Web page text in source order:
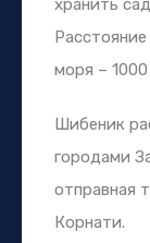
хранить
моря –
Шибеник
городами
отправная
Корнати.